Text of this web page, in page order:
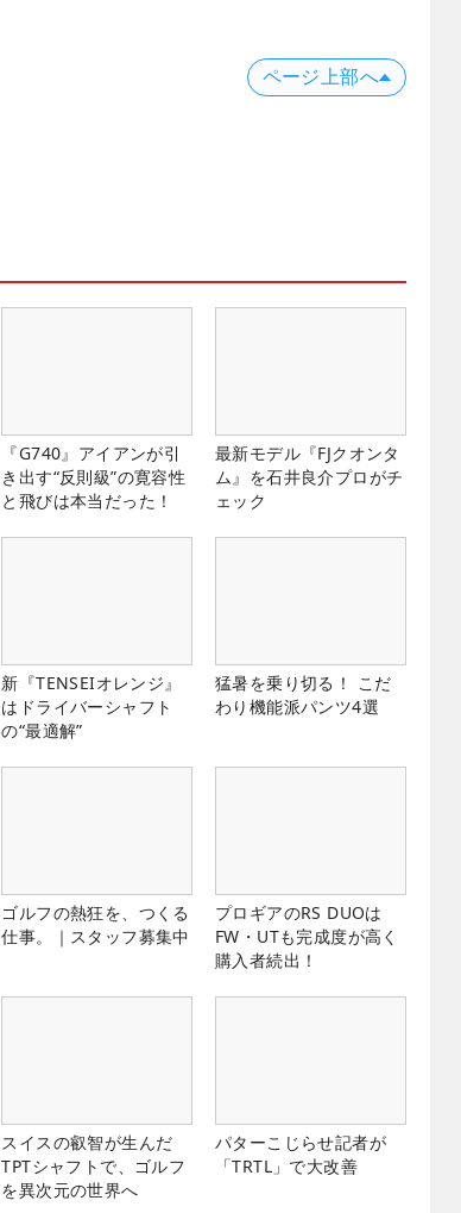
ページ上部へ
『G740』アイアンが引
き出す“反則級”の寛容性
と飛びは本当だった！
最新モデル『FJクオンタ
ム』を石井良介プロがチ
ェック
新『TENSEIオレンジ』
はドライバーシャフト
の“最適解”
猛暑を乗り切る！ こだ
わり機能派パンツ4選
ゴルフの熱狂を、つくる
仕事。｜スタッフ募集中
プロギアのRS DUOは
FW・UTも完成度が高く
購入者続出！
スイスの叡智が生んだ
TPTシャフトで、ゴルフ
を異次元の世界へ
パターこじらせ記者が
「TRTL」で大改善